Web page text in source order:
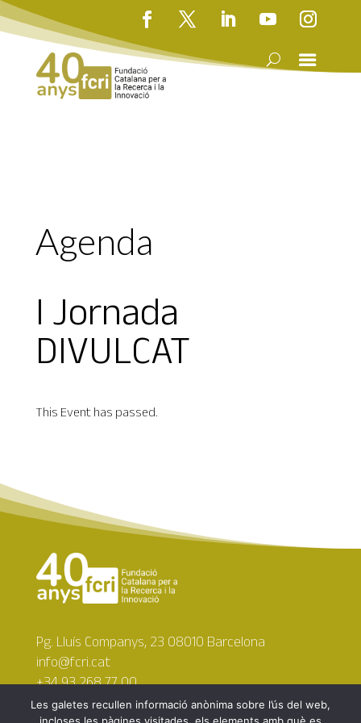
Agenda
I Jornada
DIVULCAT
This Event has passed.
Pg. Lluís Companys, 23 08010 Barcelona
info@fcri.cat
+34 93 268 77 00
Les galetes recullen informació anònima sobre l’ús del web,